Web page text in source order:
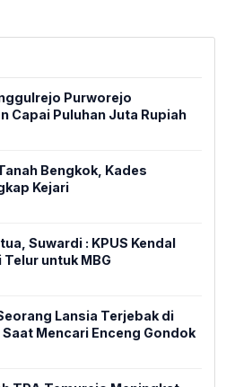
Purworejo
Capai Puluhan Juta Rupiah
Bengkok, Kades
Kejari
Suwardi : KPUS Kendal
untuk MBG
Lansia Terjebak di
Mencari Enceng Gondok